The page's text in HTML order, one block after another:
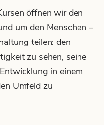
öffnen wir den
um den Menschen –
teilen: den
zu sehen, seine
in einem
Umfeld zu